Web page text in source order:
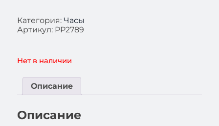
Категория: Часы
Артикул: PP2789
Нет в наличии
Описание
Описание